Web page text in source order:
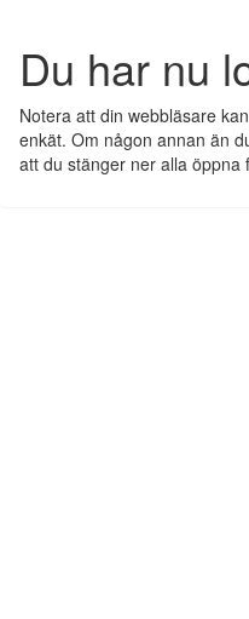
Du har nu
Notera att din webbläsare
enkät. Om någon annan än
att du stänger ner alla öppna